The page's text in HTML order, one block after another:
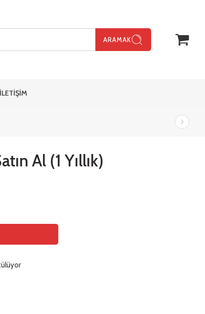
ARAMAK
İLETİŞİM
Al (1 Yıllık)